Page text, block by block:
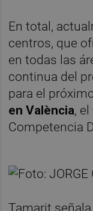
En total,
centros, que
en todas las
continua del
para el
en València,
Competencia
Tamarit